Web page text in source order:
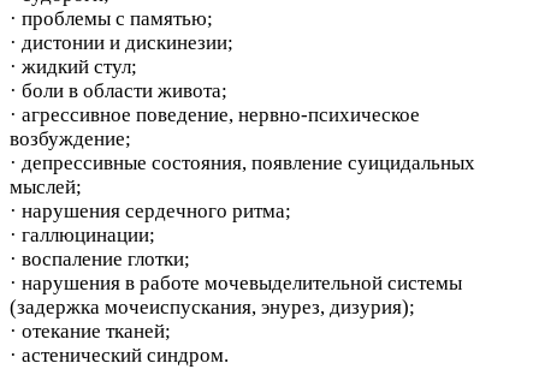
· проблемы с памятью;
· дистонии и дискинезии;
· жидкий стул;
· боли в области живота;
· агрессивное поведение, нервно-психическое
возбуждение;
· депрессивные состояния, появление суицидальных
мыслей;
· нарушения сердечного ритма;
· галлюцинации;
· воспаление глотки;
· нарушения в работе мочевыделительной системы
(задержка мочеиспускания, энурез, дизурия);
· отекание тканей;
· астенический синдром.